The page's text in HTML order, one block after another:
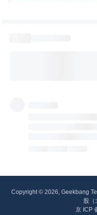
Copyright © 2026, Geekbang
股（
京 ICP